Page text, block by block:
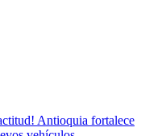
Antioquia fortalece